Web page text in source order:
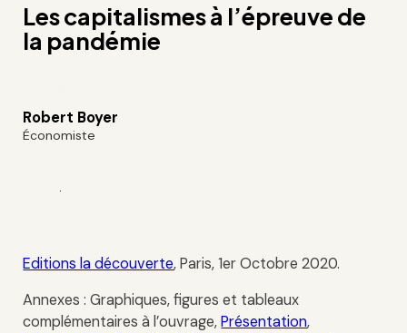
Les capitalismes à l’épreuve de
la pandémie
Robert Boyer
Économiste
Editions la découverte, Paris, 1er Octobre 2020.
Annexes : Graphiques, figures et tableaux
complémentaires à l’ouvrage,Présentation,